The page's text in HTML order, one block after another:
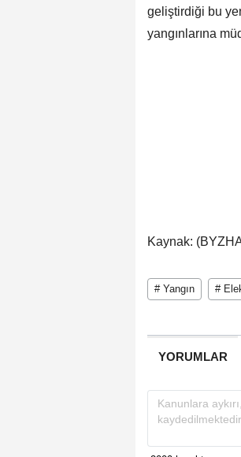
geliştirdiği bu
yangınlarına
Kaynak:
# Yangın #
YORUMLAR